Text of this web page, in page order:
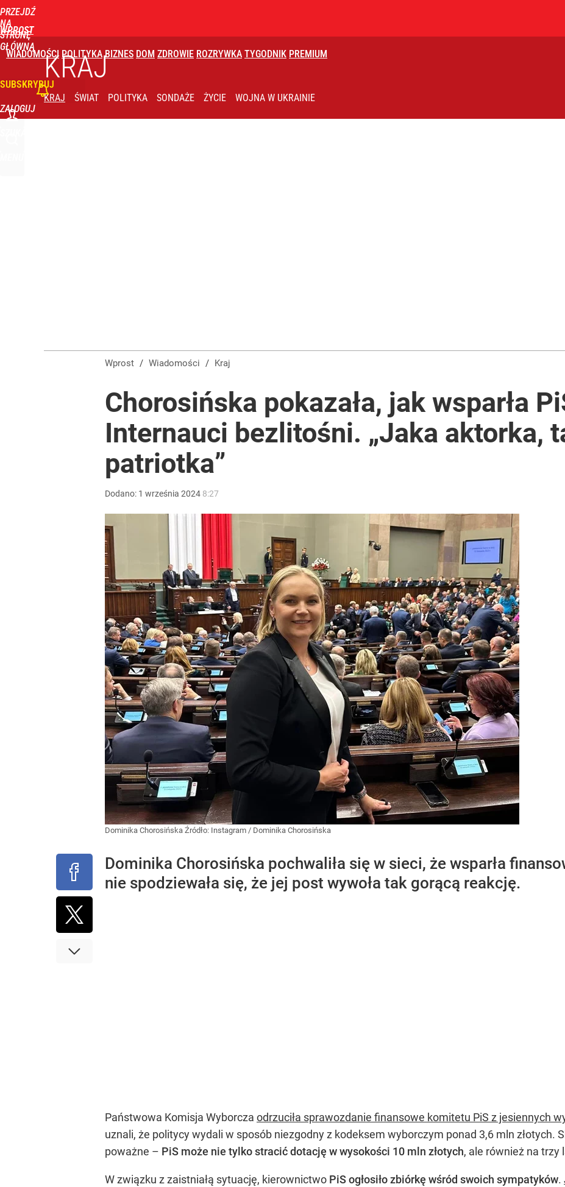
PRZEJDŹ
NA
STRONĘ
GŁÓWNĄ
WPROST
WIADOMOŚCI POLITYKA BIZNES DOM ZDROWIE ROZRYWKA TYGODNIK PREMIUM
SUBSKRYBUJ
ZALOGUJ
KRAJ
KRAJ ŚWIAT POLITYKA SONDAŻE ŻYCIE WOJNA W UKRAINIE
Wprost / Wiadomości / Kraj
Chorosińska pokazała, jak wsparła
Internauci bezlitośni. „Jaka aktorka,
patriotka”
Dodano: 1 września 2024 8:27
Dominika Chorosińska Źródło: Instagram / Dominika Chorosińska
Dominika Chorosińska pochwaliła się w sieci, że wsparła
nie spodziewała się, że jej post wywoła tak gorącą reakcję.
Państwowa Komisja Wyborcza odrzuciła sprawozdanie finansowe komitetu PiS z jesiennych
uznali, że politycy wydali w sposób niezgodny z kodeksem wyborczym ponad 3,6 mln złotych.
poważne – PiS może nie tylko stracić dotację w wysokości 10 mln złotych, ale również na
W związku z zaistniałą sytuację, kierownictwo PiS ogłosiło zbiórkę wśród swoich sympatyków.